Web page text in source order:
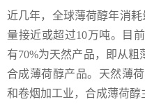
近几年，全球薄荷醇年消
量接近或超过10万吨。目
有70%为天然产品，即从粗
合成薄荷醇产品。天然薄
和卷烟加工业，合成薄荷醇